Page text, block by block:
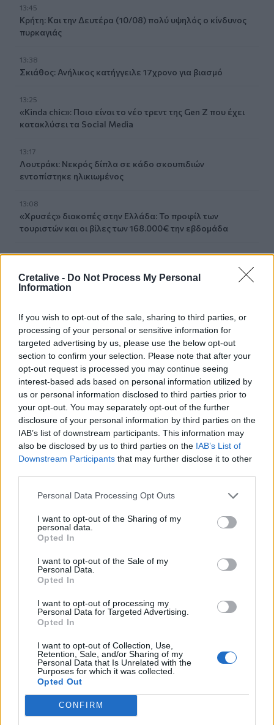
Cretalive - Do Not Process My Personal
Information
If you wish to opt-out of the sale, sharing to third parties, or
processing of your personal or sensitive information for
targeted advertising by us, please use the below opt-out
section to confirm your selection. Please note that after your
opt-out request is processed you may continue seeing
interest-based ads based on personal information utilized by
us or personal information disclosed to third parties prior to
your opt-out. You may separately opt-out of the further
disclosure of your personal information by third parties on the
IAB’s list of downstream participants. This information may
also be disclosed by us to third parties on the IAB’s List of
Downstream Participants that may further disclose it to other
Personal Data Processing Opt Outs
I want to opt-out of the Sharing of my
personal data.
Opted In
I want to opt-out of the Sale of my
Personal Data.
Opted In
I want to opt-out of processing my
Personal Data for Targeted Advertising.
Opted In
I want to opt-out of Collection, Use,
Retention, Sale, and/or Sharing of my
Personal Data that Is Unrelated with the
Purposes for which it was collected.
Opted Out
CONFIRM
13:45
Κρήτη: Και την Δευτέρα (10/08) πολύ υψηλός ο κίνδυνος
πυρκαγιάς
13:38
Σκιάθος: Ανήλικος κατήγγειλε 17χρονο για βιασμό
13:25
«Kinda chic»: Ποιο είναι το νέο τρεντ της Gen Z που έχει
κατακλύσει τα Social Media
13:17
Λουτράκι: Νεκρός δίπλα σε κάδο σκουπιδιών
εντοπίστηκε ηλικιωμένος
13:08
«Χρυσές» διακοπές στην Ελλάδα: Το προφίλ των
τουριστών και οι βίλες των 168.000€ την εβδομάδα
12:54
Ισπανία: Οι αρμόδιες αρχές έλεγξαν περίπου 200 αφίξεις
ταξιδιωτών από την Ιταλία
Κρήτη: Ριπές ανέμου έως 110 χλμ την ώρα - Παραμένει ο
"κόκκινος" συναγερμός
12:44
Άρτα: Απολογούνται ο διευθυντής και ο τεχνικός
ασφαλείας του ΔΕΔΔΗΕ
12:38
Τουρνάς: Σε επιφυλακή ο κρατικός μηχανισμός
12:27
Μήλος: Ελικόπτερο… προσγειώθηκε στο Σαρακήνικο για
να κάνουν μπάνιο οι επιβάτες του - Δείτε βίντεο
Κίσσαμος: 32χρονος κατηγορείται για πέντε κλοπές από
επιχειρήσεις
ΠΕΡΙΣΣΟΤΕΡΑ
ΣΧΕΤΙΚA AΡΘΡΑ
Η Ελληνική Ολυμπιακή Επιτροπή ξεκινά τον
Η Ελληνική Ολυμπιακή Επιτροπή
Η Ελληνική Ολυμπιακή Επιτροπή
μαρμάρων του Παναθηναϊκού